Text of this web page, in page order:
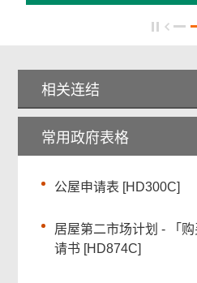
相关连结
常用政府表格
公屋申请表 [HD300C]
居屋第二市场计划 - 「
请书 [HD874C]